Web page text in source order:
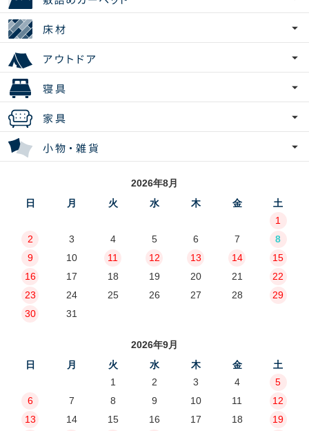
2026年8月
日
月 火 水 木 金
土
1
2
3 4 5 6 7
8
9
10 11 12 13 14
15
16
17 18 19 20 21
22
23
24 25 26 27 28
29
30
31
2026年9月
日
月 火 水 木 金
土
1
2 3 4
5
6
7 8 9 10 11
12
13
14 15 16 17 18
19